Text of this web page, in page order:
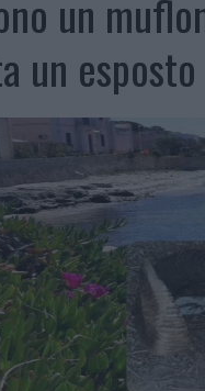
un
un esposto